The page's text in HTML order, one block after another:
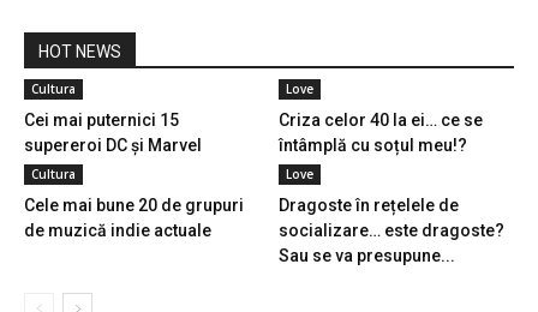
HOT NEWS
Cultura
Cei mai puternici 15
supereroi DC și Marvel
Love
Criza celor 40 la ei… ce se
întâmplă cu soțul meu!?
Cultura
Cele mai bune 20 de grupuri
de muzică indie actuale
Love
Dragoste în rețelele de
socializare… este dragoste?
Sau se va presupune...